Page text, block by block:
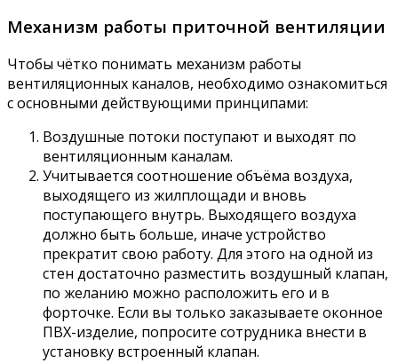
Механизм работы приточной вентиляции
Чтобы чётко понимать механизм работы
вентиляционных каналов, необходимо ознакомиться
с основными действующими принципами:
Воздушные потоки поступают и выходят по
вентиляционным каналам.
Учитывается соотношение объёма воздуха,
выходящего из жилплощади и вновь
поступающего внутрь. Выходящего воздуха
должно быть больше, иначе устройство
прекратит свою работу. Для этого на одной из
стен достаточно разместить воздушный клапан,
по желанию можно расположить его и в
форточке. Если вы только заказываете оконное
ПВХ-изделие, попросите сотрудника внести в
установку встроенный клапан.